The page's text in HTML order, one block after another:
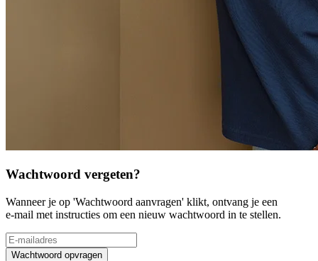
Wachtwoord vergeten?
Wanneer je op 'Wachtwoord aanvragen' klikt, ontvang je een
e-mail met instructies om een nieuw wachtwoord in te stellen.
Wachtwoord opvragen